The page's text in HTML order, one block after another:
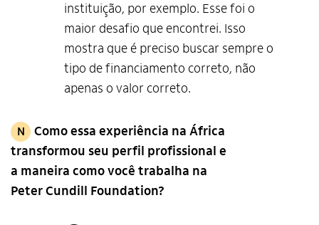
instituição, por exemplo. Esse foi o
maior desafio que encontrei. Isso
mostra que é preciso buscar sempre o
tipo de financiamento correto, não
apenas o valor correto.
N
Como essa experiência na África
transformou seu perfil profissional e
a maneira como você trabalha na
Peter Cundill Foundation?